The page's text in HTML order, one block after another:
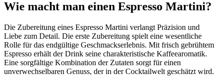
Wie macht man einen Espresso Martini?
Die Zubereitung eines Espresso Martini verlangt Präzision und
Liebe zum Detail. Die erste Zubereitung spielt eine wesentliche
Rolle für das endgültige Geschmackserlebnis. Mit frisch gebrühtem
Espresso erhält der Drink seine charakteristische Kaffeearomatik.
Eine sorgfältige Kombination der Zutaten sorgt für einen
unverwechselbaren Genuss, der in der Cocktailwelt geschätzt wird.